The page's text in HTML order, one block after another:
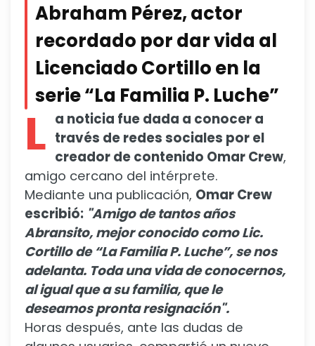
Abraham Pérez, actor
recordado por dar vida al
Licenciado Cortillo en la
serie “La Familia P. Luche”
L a noticia fue dada a conocer a
través de redes sociales por el
creador de contenido Omar Crew,
amigo cercano del intérprete.
Mediante una publicación, Omar Crew
escribió: "Amigo de tantos años
Abransito, mejor conocido como Lic.
Cortillo de “La Familia P. Luche”, se nos
adelanta. Toda una vida de conocernos,
al igual que a su familia, que le
deseamos pronta resignación".
Horas después, ante las dudas de